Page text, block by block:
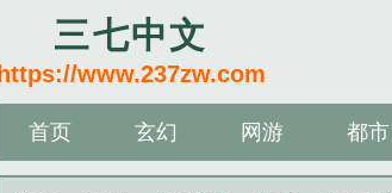
三七中文
https://www.237zw.com
首页 玄幻 网游 都市